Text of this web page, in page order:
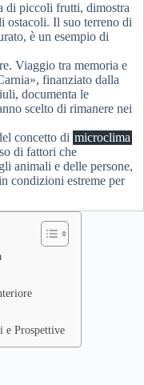
di piccoli frutti, dimostra
ostacoli. Il suo terreno di
è un esempio di
Viaggio tra memoria e
finanziato dalla
documenta le
scelto di rimanere nei
concetto di microclima
di fattori che
animali e delle persone,
condizioni estreme per
e Prospettive